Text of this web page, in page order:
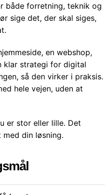
både forretning, teknik og
sige det, der skal siges,
en webshop,
klar strategi for digital
så den virker i praksis.
hele vejen, uden at
er stor eller lille. Det
din løsning.